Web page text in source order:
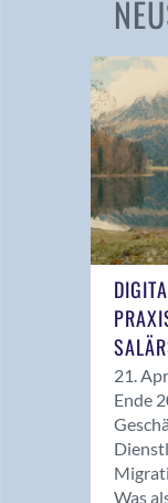
21.
Ende
Was